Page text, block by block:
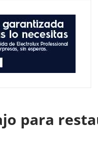
para